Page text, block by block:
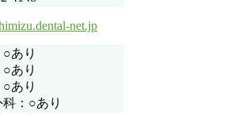
net.jp
あり
あり
あり
：○あり